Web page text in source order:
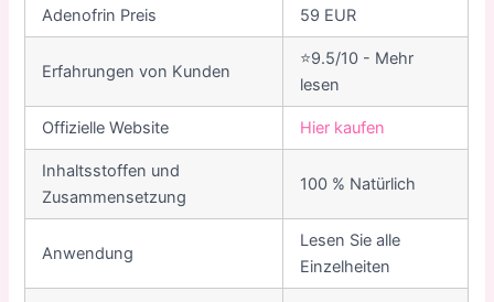
Adenofrin Preis 59 EUR
Erfahrungen von Kunden
⭐9.5/10 - Mehr
lesen
Offizielle Website Hier kaufen
Inhaltsstoffen und
Zusammensetzung
100 % Natürlich
Anwendung
Lesen Sie alle
Einzelheiten